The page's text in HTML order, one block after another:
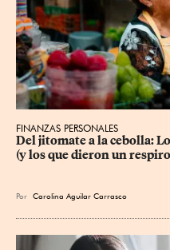
FINANZAS PERSONALES
Del jitomate a la cebolla:
(y los que dieron un
Por Carolina Aguilar Carrasco